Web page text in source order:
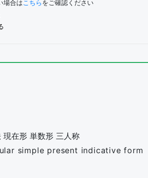
場合はこちら をご確認ください
現在形 単数形 三人称
simple present indicative form